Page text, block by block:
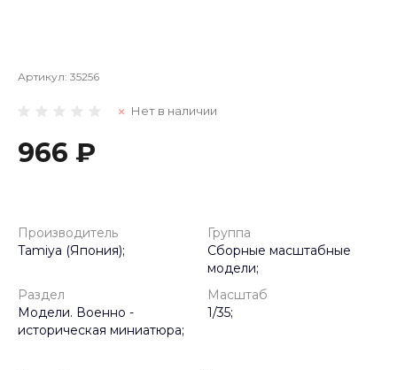
Артикул: 35256
Нет в наличии
966 ₽
Производитель
Tamiya (Япония);
Группа
Сборные масштабные
модели;
Раздел
Модели. Военно -
историческая миниатюра;
Масштаб
1/35;